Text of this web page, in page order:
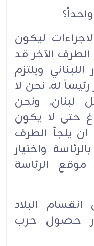
ليكون
الآخر قد
ويلتزم
له. نحن لا
لبنان. ونحن
حتى لا يكون
يلجأ الطرف
واختيار
الرئاسة
البلاد
حصول حرب